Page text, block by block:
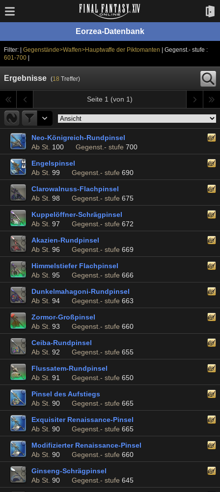
Eorzea-Datenbank
Filter: | Gegenstände>Waffen>Hauptwaffe der Piktomanten
| Gegenst.- stufe :
601-700|
Ergebnisse (18 Treffer)
Seite 1 (von 1)
Neo-Königreich-Rundpinsel
Ab St. 100 Gegenst.- stufe 700
Engelspinsel
Ab St. 99 Gegenst.- stufe 690
Clarowalnuss-Flachpinsel
Ab St. 98 Gegenst.- stufe 675
Kuppelöffner-Schrägpinsel
Ab St. 97 Gegenst.- stufe 672
Akazien-Rundpinsel
Ab St. 96 Gegenst.- stufe 669
Himmelstiefer Flachpinsel
Ab St. 95 Gegenst.- stufe 666
Dunkelmahagoni-Rundpinsel
Ab St. 94 Gegenst.- stufe 663
Zormor-Großpinsel
Ab St. 93 Gegenst.- stufe 660
Ceiba-Rundpinsel
Ab St. 92 Gegenst.- stufe 655
Flussatem-Rundpinsel
Ab St. 91 Gegenst.- stufe 650
Pinsel des Aufstiegs
Ab St. 90 Gegenst.- stufe 665
Exquisiter Renaissance-Pinsel
Ab St. 90 Gegenst.- stufe 665
Modifizierter Renaissance-Pinsel
Ab St. 90 Gegenst.- stufe 660
Ginseng-Schrägpinsel
Ab St. 90 Gegenst.- stufe 645